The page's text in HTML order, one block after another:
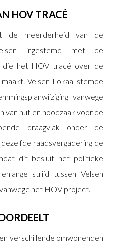
HOV TRACÉ
de meerderheid van de
ingestemd met de
die het HOV tracé over de
Velsen Lokaal stemde
vanwege
van nut en noodzaak voor de
draagvlak onder de
raadsvergadering de
dit besluit het politieke
strijd tussen Velsen
het HOV project.
verschillende omwonenden